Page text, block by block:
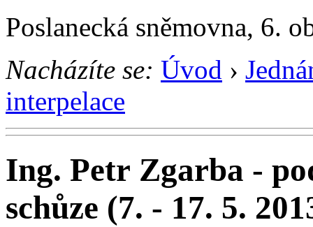
Poslanecká sněmovna, 6.
Nacházíte se: Úvod ›
interpelace
Ing. Petr Zgarba -
schůze (7. - 17. 5.